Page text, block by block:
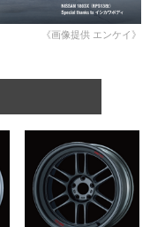
《画像提供 エンケイ》